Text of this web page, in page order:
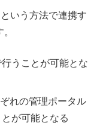
いう方法で連携す
うことが可能とな
れの管理ポータル
が可能となる